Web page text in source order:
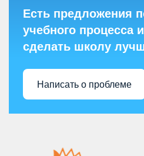
Есть предложения
учебного процесса
сделать школу
Написать о проблеме